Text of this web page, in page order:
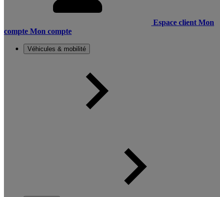
Espace client Mon
compte Mon compte
Véhicules & mobilité